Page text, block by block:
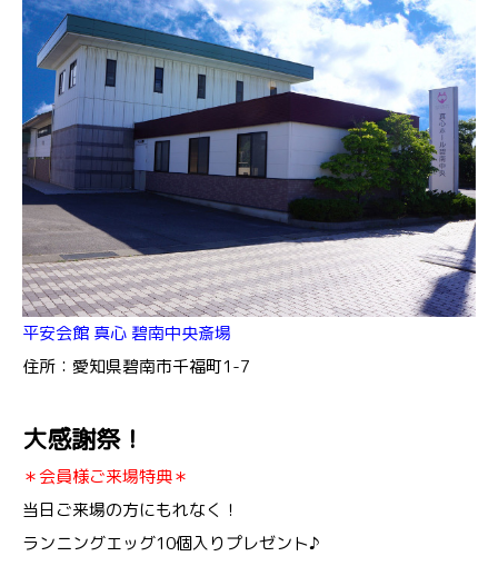
平安会館 真心 碧南中央斎場
住所：愛知県碧南市千福町1-7
大感謝祭！
＊会員様ご来場特典＊
当日ご来場の方にもれなく！
ランニングエッグ10個入りプレゼント♪